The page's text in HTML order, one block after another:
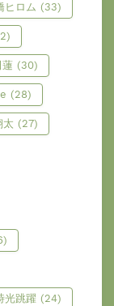
ヒロム (33)
蓮 (30)
(28)
太 (27)
光跳躍 (24)